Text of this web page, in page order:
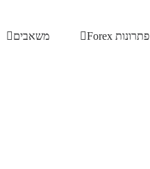
פתרונות Forex משאבים